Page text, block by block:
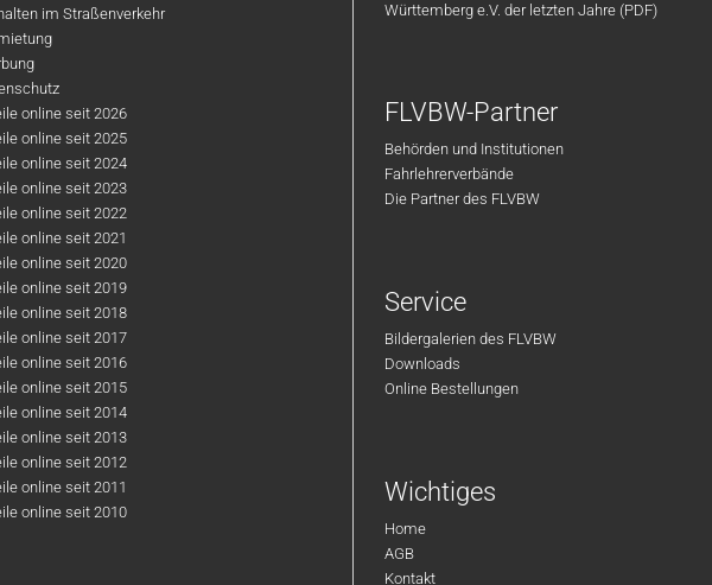
im Straßenverkehr
online seit 2026
online seit 2025
online seit 2024
online seit 2023
online seit 2022
online seit 2021
online seit 2020
online seit 2019
online seit 2018
online seit 2017
online seit 2016
online seit 2015
online seit 2014
online seit 2013
online seit 2012
online seit 2011
online seit 2010
Württemberg e.V. der letzten Jahre (PDF)
FLVBW-Partner
Behörden und Institutionen
Fahrlehrerverbände
Die Partner des FLVBW
Service
Bildergalerien des FLVBW
Downloads
Online Bestellungen
Wichtiges
Home
AGB
Kontakt